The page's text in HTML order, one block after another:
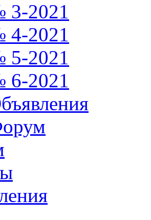
3-2021
4-2021
5-2021
6-2021